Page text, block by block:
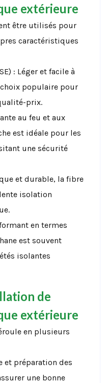
extérieure
être utilisés pour
caractéristiques
: Léger et facile à
populaire pour
prix.
au feu et aux
est idéale pour les
une sécurité
et durable, la fibre
isolation
en termes
est souvent
isolantes
de
extérieure
en plusieurs
et préparation des
une bonne